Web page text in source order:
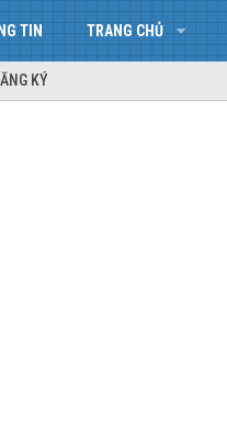
TIN TRANG CHỦ
KÝ